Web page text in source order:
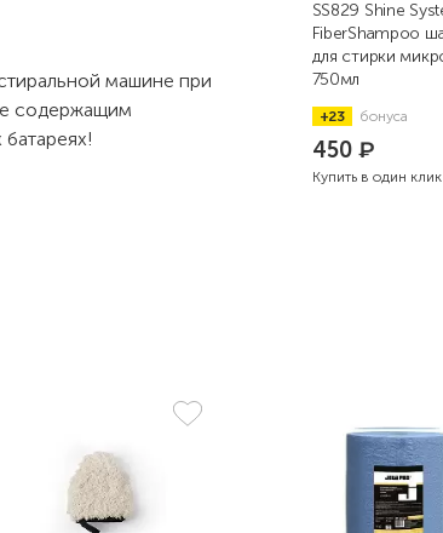
машине при
содержащим
SS829 Shine
FiberShampoo
для стирки
750мл
+23 бонуса
450 ₽
Купить в один клик